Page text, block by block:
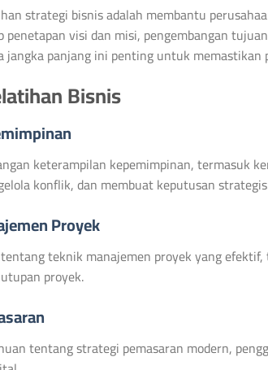
strategi bisnis adalah membantu
penetapan visi dan misi, pengembangan
jangka panjang ini penting untuk
Bisnis
keterampilan kepemimpinan, termasuk
konflik, dan membuat keputusan
Proyek
teknik manajemen proyek yang
proyek.
tentang strategi pemasaran modern,